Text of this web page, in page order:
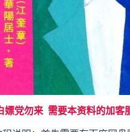
嫖党勿来 需要本资料的加客